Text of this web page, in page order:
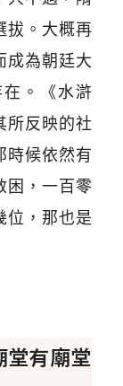
拔。大概再
成為朝廷大
。《水滸
所反映的社
時候依然有
困，一百零
位，那也是
堂有廟堂